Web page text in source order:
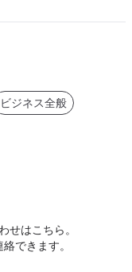
ビジネス全般
せはこちら。
できます。